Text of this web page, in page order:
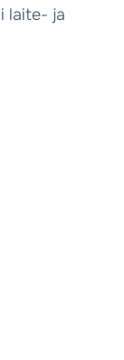
laite- ja